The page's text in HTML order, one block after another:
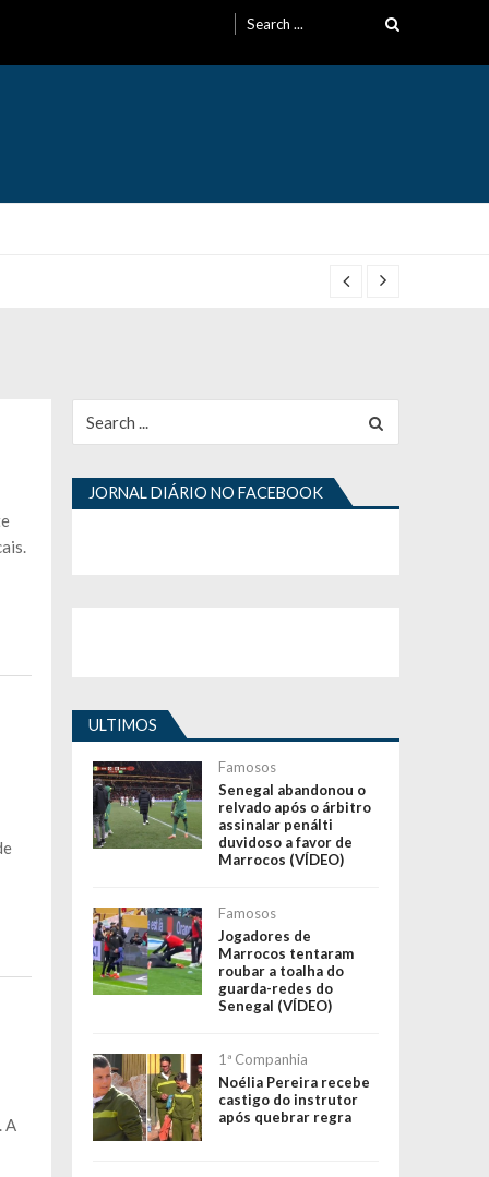
for:
A
for:
JORNAL DIÁRIO NO FACEBOOK
ULTIMOS
Famosos
Senegal abandonou o
relvado após o árbitro
assinalar penálti
duvidoso a favor de
Marrocos (VÍDEO)
Famosos
Jogadores de
Marrocos tentaram
roubar a toalha do
guarda-redes do
Senegal (VÍDEO)
1ª Companhia
Noélia Pereira recebe
castigo do instrutor
após quebrar regra